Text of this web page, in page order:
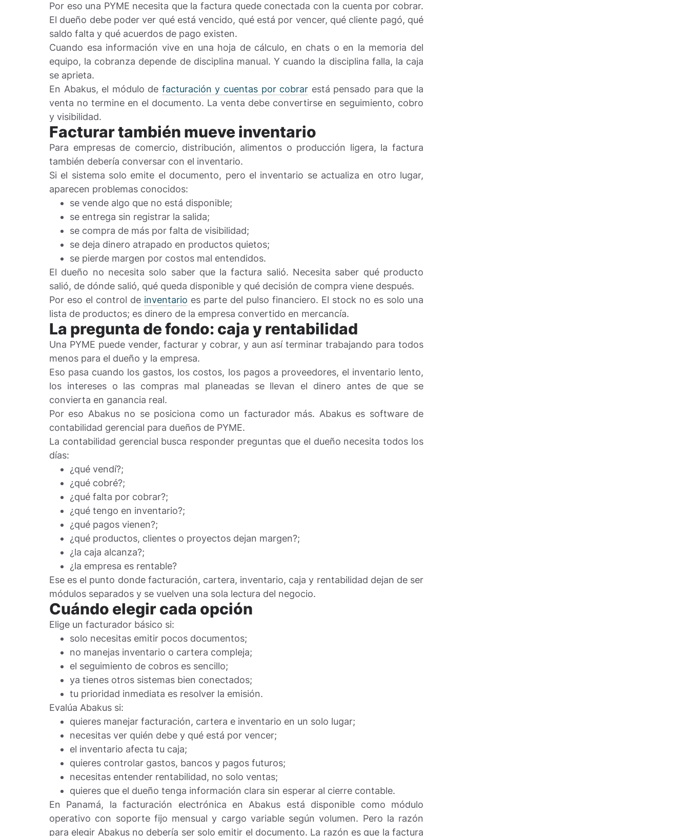
Por eso una PYME necesita que la factura quede conectada con la cuenta por cobrar.
El dueño debe poder ver qué está vencido, qué está por vencer, qué cliente pagó, qué
saldo falta y qué acuerdos de pago existen.
Cuando esa información vive en una hoja de cálculo, en chats o en la memoria del
equipo, la cobranza depende de disciplina manual. Y cuando la disciplina falla, la caja
se aprieta.
En Abakus, el módulo de facturación y cuentas por cobrar está pensado para que la
venta no termine en el documento. La venta debe convertirse en seguimiento, cobro
y visibilidad.
Facturar también mueve inventario
Para empresas de comercio, distribución, alimentos o producción ligera, la factura
también debería conversar con el inventario.
Si el sistema solo emite el documento, pero el inventario se actualiza en otro lugar,
aparecen problemas conocidos:
se vende algo que no está disponible;
se entrega sin registrar la salida;
se compra de más por falta de visibilidad;
se deja dinero atrapado en productos quietos;
se pierde margen por costos mal entendidos.
El dueño no necesita solo saber que la factura salió. Necesita saber qué producto
salió, de dónde salió, qué queda disponible y qué decisión de compra viene después.
Por eso el control de inventario es parte del pulso financiero. El stock no es solo una
lista de productos; es dinero de la empresa convertido en mercancía.
La pregunta de fondo: caja y rentabilidad
Una PYME puede vender, facturar y cobrar, y aun así terminar trabajando para todos
menos para el dueño y la empresa.
Eso pasa cuando los gastos, los costos, los pagos a proveedores, el inventario lento,
los intereses o las compras mal planeadas se llevan el dinero antes de que se
convierta en ganancia real.
Por eso Abakus no se posiciona como un facturador más. Abakus es software de
contabilidad gerencial para dueños de PYME.
La contabilidad gerencial busca responder preguntas que el dueño necesita todos los
días:
¿qué vendí?;
¿qué cobré?;
¿qué falta por cobrar?;
¿qué tengo en inventario?;
¿qué pagos vienen?;
¿qué productos, clientes o proyectos dejan margen?;
¿la caja alcanza?;
¿la empresa es rentable?
Ese es el punto donde facturación, cartera, inventario, caja y rentabilidad dejan de ser
módulos separados y se vuelven una sola lectura del negocio.
Cuándo elegir cada opción
Elige un facturador básico si:
solo necesitas emitir pocos documentos;
no manejas inventario o cartera compleja;
el seguimiento de cobros es sencillo;
ya tienes otros sistemas bien conectados;
tu prioridad inmediata es resolver la emisión.
Evalúa Abakus si:
quieres manejar facturación, cartera e inventario en un solo lugar;
necesitas ver quién debe y qué está por vencer;
el inventario afecta tu caja;
quieres controlar gastos, bancos y pagos futuros;
necesitas entender rentabilidad, no solo ventas;
quieres que el dueño tenga información clara sin esperar al cierre contable.
En Panamá, la facturación electrónica en Abakus está disponible como módulo
operativo con soporte fijo mensual y cargo variable según volumen. Pero la razón
para elegir Abakus no debería ser solo emitir el documento. La razón es que la factura